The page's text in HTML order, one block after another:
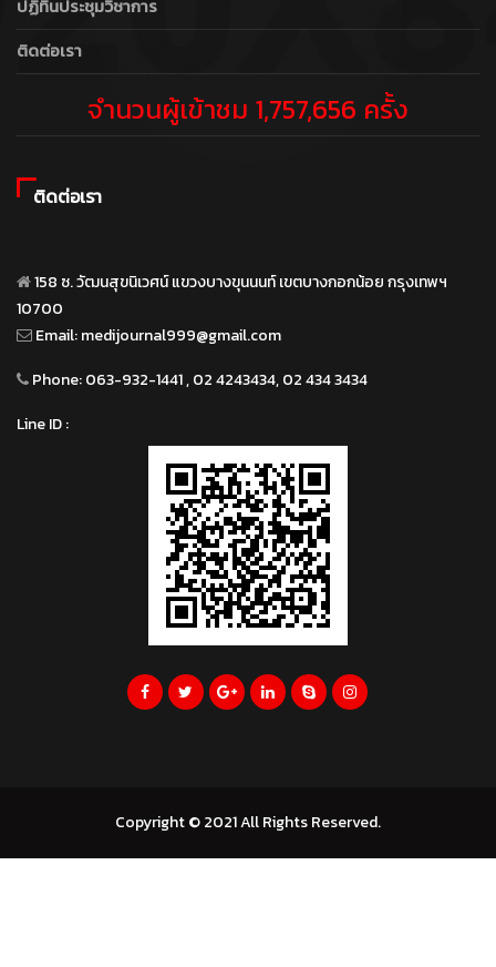
ปฏิทินประชุมวิชาการ
ติดต่อเรา
จำนวนผู้เข้าชม 1,757,656 ครั้ง
ติดต่อเรา
158 ซ. วัฒนสุขนิเวศน์ แขวงบางขุนนนท์ เขตบางกอกน้อย กรุงเทพฯ
10700
Email:medijournal999@gmail.com
Phone:063-932-1441 , 02 4243434, 02 434 3434
Line ID :
Copyright © 2021 All Rights Reserved.